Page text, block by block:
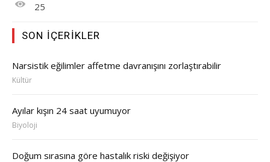
25
SON İÇERIKLER
Narsistik eğilimler affetme davranışını zorlaştırabilir
Kültür
Ayılar kışın 24 saat uyumuyor
Biyoloji
Doğum sırasına göre hastalık riski değişiyor